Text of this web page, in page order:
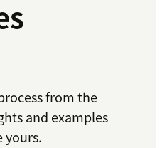
from the
and examples
yours.